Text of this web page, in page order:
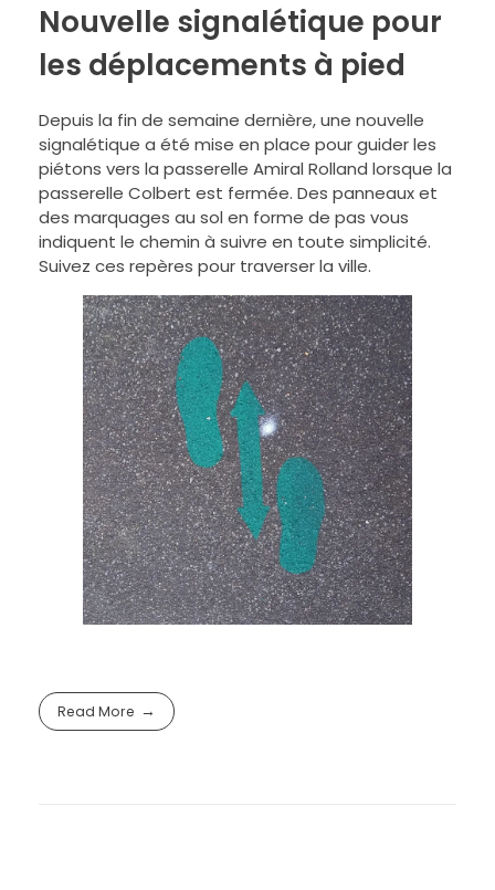
Nouvelle signalétique pour
les déplacements à pied
Depuis la fin de semaine dernière, une nouvelle
signalétique a été mise en place pour guider les
piétons vers la passerelle Amiral Rolland lorsque la
passerelle Colbert est fermée. Des panneaux et
des marquages au sol en forme de pas vous
indiquent le chemin à suivre en toute simplicité.
Suivez ces repères pour traverser la ville.
Read More